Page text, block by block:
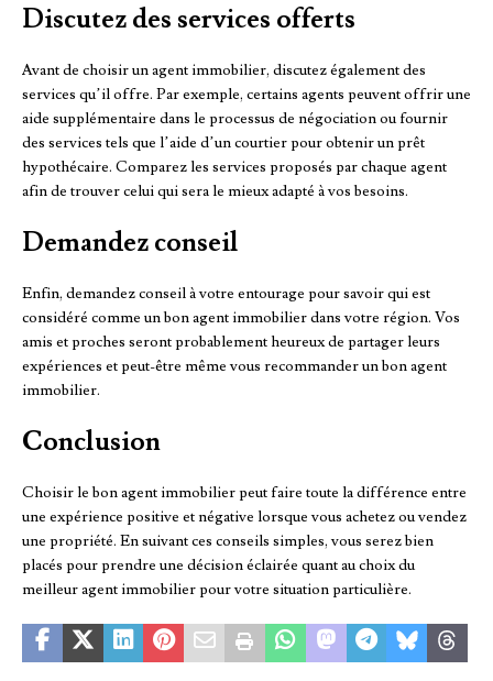
Discutez des services offerts
Avant de choisir un agent immobilier, discutez également des
services qu’il offre. Par exemple, certains agents peuvent offrir une
aide supplémentaire dans le processus de négociation ou fournir
des services tels que l’aide d’un courtier pour obtenir un prêt
hypothécaire. Comparez les services proposés par chaque agent
afin de trouver celui qui sera le mieux adapté à vos besoins.
Demandez conseil
Enfin, demandez conseil à votre entourage pour savoir qui est
considéré comme un bon agent immobilier dans votre région. Vos
amis et proches seront probablement heureux de partager leurs
expériences et peut-être même vous recommander un bon agent
immobilier.
Conclusion
Choisir le bon agent immobilier peut faire toute la différence entre
une expérience positive et négative lorsque vous achetez ou vendez
une propriété. En suivant ces conseils simples, vous serez bien
placés pour prendre une décision éclairée quant au choix du
meilleur agent immobilier pour votre situation particulière.